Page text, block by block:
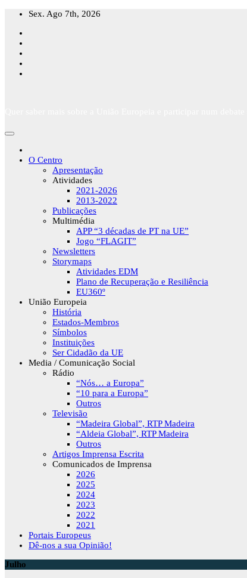
Skip
content
Sex. Ago 7th, 2026
O Centro
Apresentação
Atividades
2021-2026
2013-2022
Publicações
Multimédia
APP “3 décadas de PT na UE”
Jogo “FLAGIT”
Newsletters
Storymaps
Atividades EDM
Plano de Recuperação e Resiliência
EU360º
União Europeia
História
Estados-Membros
Símbolos
Instituições
Ser Cidadão da UE
Media / Comunicação Social
Rádio
“Nós… a Europa”
“10 para a Europa”
Outros
Televisão
“Madeira Global”, RTP Madeira
“Aldeia Global”, RTP Madeira
Outros
Artigos Imprensa Escrita
Comunicados de Imprensa
2026
2025
2024
2023
2022
2021
Portais Europeus
Dê-nos a sua Opinião!
Julho